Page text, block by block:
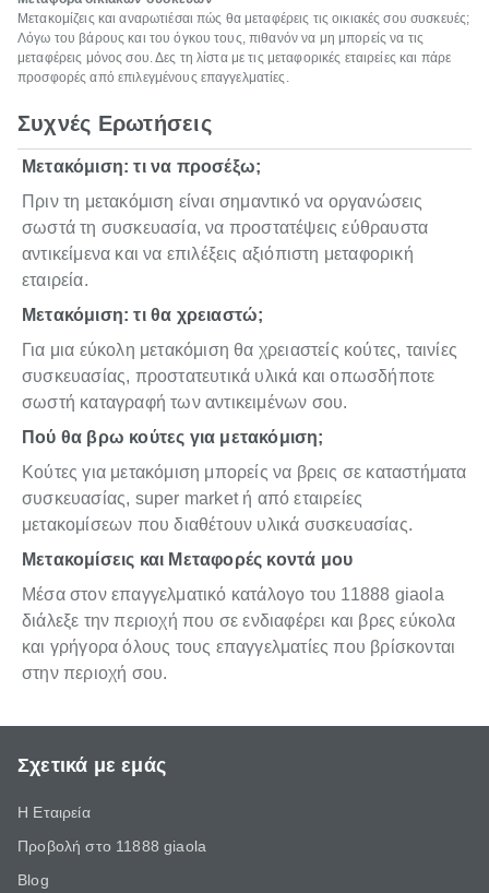
Μετακομίζεις και αναρωτιέσαι πώς θα μεταφέρεις τις οικιακές σου συσκευές;
Λόγω του βάρους και του όγκου τους, πιθανόν να μη μπορείς να τις
μεταφέρεις μόνος σου. Δες τη λίστα με τις μεταφορικές εταιρείες και πάρε
προσφορές από επιλεγμένους επαγγελματίες.
Συχνές Ερωτήσεις
Μετακόμιση: τι να προσέξω;
Πριν τη μετακόμιση είναι σημαντικό να οργανώσεις
σωστά τη συσκευασία, να προστατέψεις εύθραυστα
αντικείμενα και να επιλέξεις αξιόπιστη μεταφορική
εταιρεία.
Μετακόμιση: τι θα χρειαστώ;
Για μια εύκολη μετακόμιση θα χρειαστείς κούτες, ταινίες
συσκευασίας, προστατευτικά υλικά και οπωσδήποτε
σωστή καταγραφή των αντικειμένων σου.
Πού θα βρω κούτες για μετακόμιση;
Κούτες για μετακόμιση μπορείς να βρεις σε καταστήματα
συσκευασίας, super market ή από εταιρείες
μετακομίσεων που διαθέτουν υλικά συσκευασίας.
Μετακομίσεις και Μεταφορές κοντά μου
Μέσα στον επαγγελματικό κατάλογο του 11888 giaola
διάλεξε την περιοχή που σε ενδιαφέρει και βρες εύκολα
και γρήγορα όλους τους επαγγελματίες που βρίσκονται
στην περιοχή σου.
Σχετικά με εμάς
Η Εταιρεία
Προβολή στο 11888 giaola
Blog